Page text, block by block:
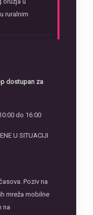
ruralnim
dostupan za
do 16:00
U SITUACIJI
Poziv na
mreža mobilne
na